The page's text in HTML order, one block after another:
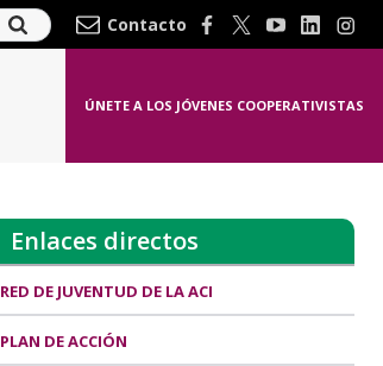
Contacto
ÚNETE A LOS JÓVENES COOPERATIVISTAS
Enlaces directos
RED DE JUVENTUD DE LA ACI
PLAN DE ACCIÓN